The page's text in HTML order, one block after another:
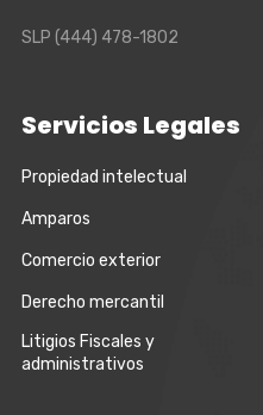
SLP (444) 478-1802
Servicios Legales
Propiedad intelectual
Amparos
Comercio exterior
Derecho mercantil
Litigios Fiscales y
administrativos